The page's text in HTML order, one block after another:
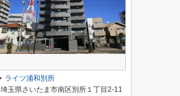
ライツ浦和別所
埼玉県さいたま市南区別所１丁目2-11